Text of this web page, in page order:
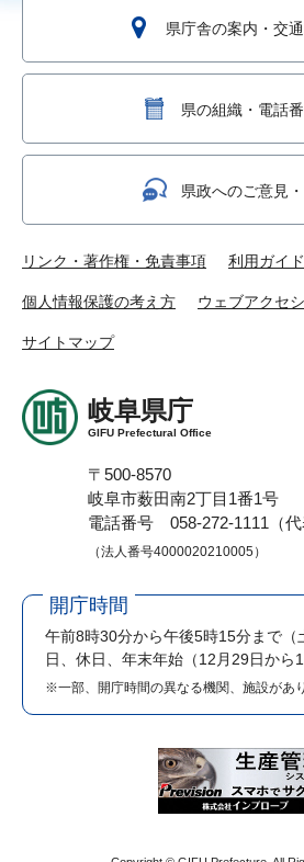
県庁舎の案内・交
県の組織・電話
県政へのご意見
リンク・著作権・免責事項 利用ガイド
個人情報保護の考え方 ウェブアクセ
サイトマップ
岐阜県庁
GIFU Prefectural Office
〒500-8570
岐阜市薮田南2丁目1番1号
電話番号 058-272-1111（代
（法人番号4000020210005）
開庁時間
午前8時30分から午後5時15分まで
日、休日、年末年始（12月29日から1
※一部、開庁時間の異なる機関、施設があ